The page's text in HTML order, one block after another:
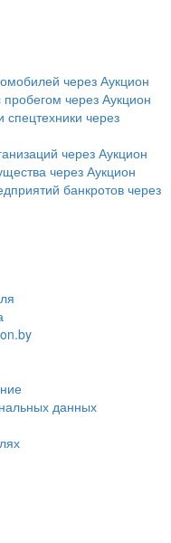
через Аукцион
через Аукцион
спецтехники через
через Аукцион
через Аукцион
банкротов через
данных